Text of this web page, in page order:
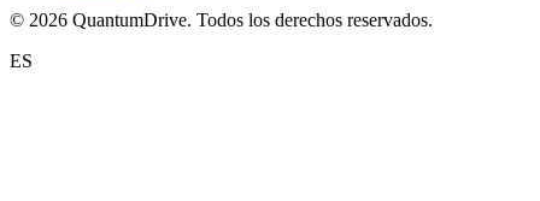
© 2026 QuantumDrive. Todos los derechos reservados.
ES